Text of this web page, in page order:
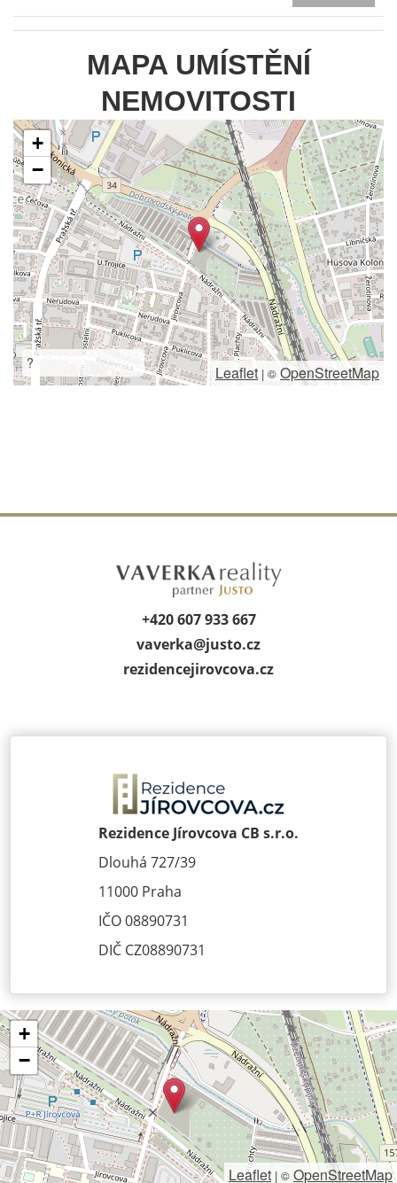
MAPA UMÍSTĚNÍ
NEMOVITOSTI
+
−
? Leaflet | © OpenStreetMap
+420 607 933 667
vaverka@justo.cz
rezidencejirov­cova.cz
Rezidence Jírovcova CB s.r.o.
Dlouhá 727/39
11000 Praha
IČO 08890731
DIČ CZ08890731
+
−
Leaflet | © OpenStreetMap